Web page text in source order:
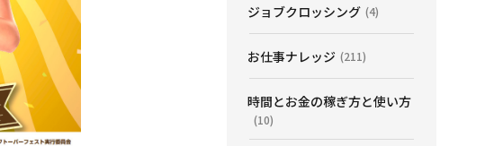
ジョブクロッシング (4)
お仕事ナレッジ (211)
時間とお金の稼ぎ方と使い方
(10)